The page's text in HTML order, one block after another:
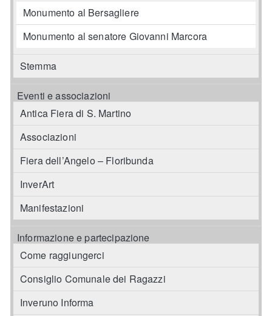
Monumento al Bersagliere
Monumento al senatore Giovanni Marcora
Stemma
Eventi e associazioni
Antica Fiera di S. Martino
Associazioni
Fiera dell’Angelo – Floribunda
InverArt
Manifestazioni
Informazione e partecipazione
Come raggiungerci
Consiglio Comunale dei Ragazzi
Inveruno Informa